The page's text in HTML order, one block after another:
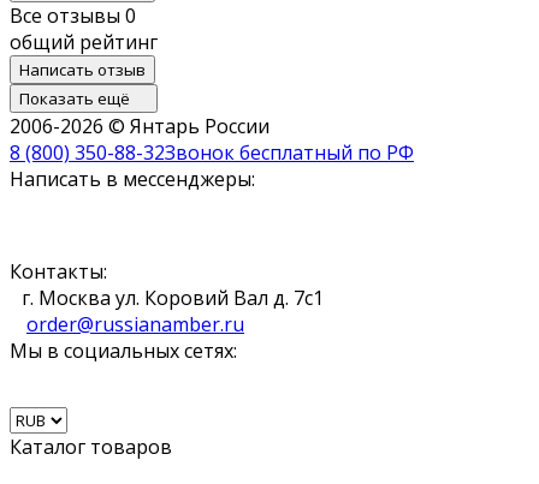
Все отзывы 0
общий рейтинг
Написать отзыв
Показать ещё
2006-2026 © Янтарь России
8 (800) 350-88-32Звонок бесплатный по РФ
Написать в мессенджеры:
Контакты:
г. Москва ул. Коровий Вал д. 7с1
order@russianamber.ru
Мы в социальных сетях:
Каталог товаров